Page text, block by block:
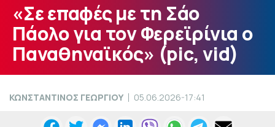
«Σε επαφές με τη Σάο
Πάολο για τον Φερεϊρίνια ο
Παναθηναϊκός» (pic, vid)
ΚΩΝΣΤΑΝΤΙΝΟΣ ΓΕΩΡΓΙΟΥ 05.06.2026-17:41